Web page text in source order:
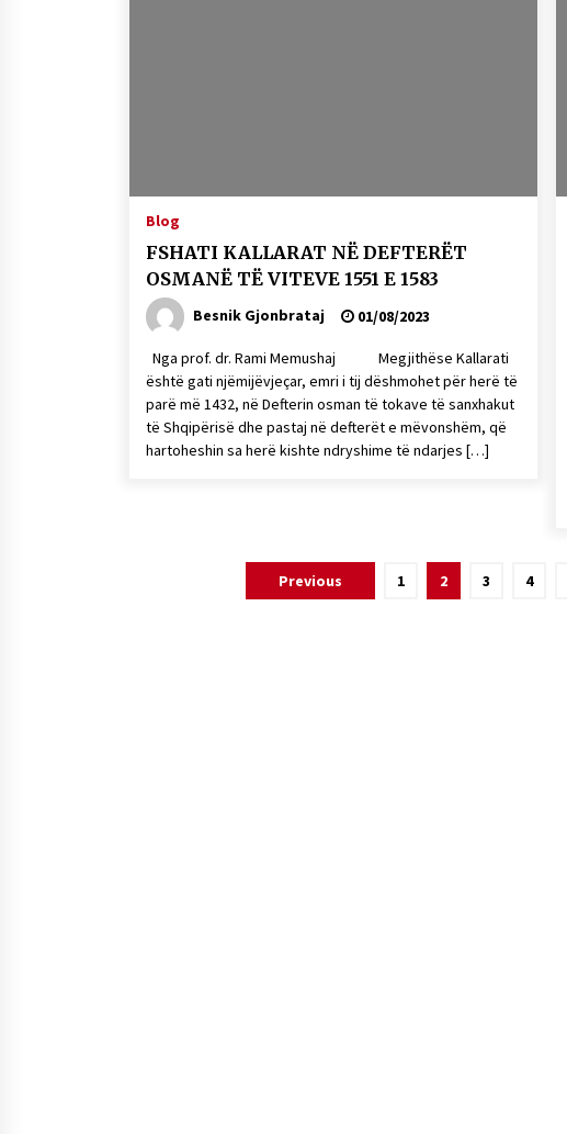
Blog
FSHATI KALLARAT NË DEFTERËT
OSMANË TË VITEVE 1551 E 1583
Besnik Gjonbrataj 01/08/2023
Nga prof. dr. Rami Memushaj Megjithëse Kallarati
është gati njëmijëvjeçar, emri i tij dëshmohet për herë të
parë më 1432, në Defterin osman të tokave të sanxhakut
të Shqipërisë dhe pastaj në defterët e mëvonshëm, që
hartoheshin sa herë kishte ndryshime të ndarjes […]
Previous 1 2 3 4